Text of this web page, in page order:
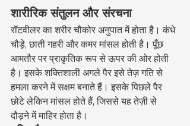
शारीरिक संतुलन और संरचना
रॉटवीलर का शरीर चौकोर अनुपात में होता है। कंधे
चौड़े, छाती गहरी और कमर मांसल होती है। पूँछ
आमतौर पर प्राकृतिक रूप से ऊपर की ओर होती
है। इसके शक्तिशाली अगले पैर इसे तेज़ गति से
हमला करने में सक्षम बनाते हैं। इसके पिछले पैर
छोटे लेकिन मांसल होते हैं, जिससे यह तेज़ी से
दौड़ने में माहिर होता है।